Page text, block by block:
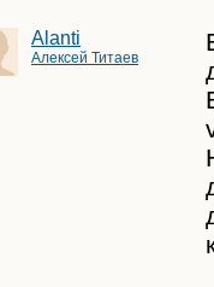
Alanti
Алексей Титаев